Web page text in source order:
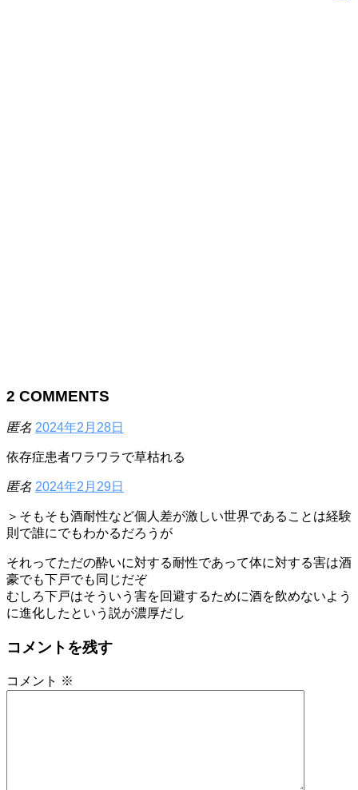
2 COMMENTS
匿名 2024年2月28日
依存症患者ワラワラで草枯れる
匿名 2024年2月29日
＞そもそも酒耐性など個人差が激しい世界であることは経験
則で誰にでもわかるだろうが
それってただの酔いに対する耐性であって体に対する害は酒
豪でも下戸でも同じだぞ
むしろ下戸はそういう害を回避するために酒を飲めないよう
に進化したという説が濃厚だし
コメントを残す
コメント ※